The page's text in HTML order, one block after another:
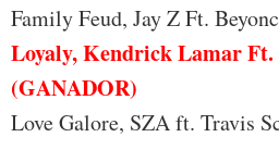
Family Feud, Jay Z Ft.
Loyaly, Kendrick Lamar Ft.
(GANADOR)
Love Galore, SZA ft. Travis